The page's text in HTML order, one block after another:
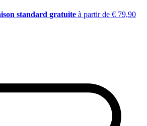
standard gratuite à partir de € 79,90